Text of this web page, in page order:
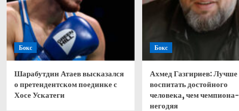
Бокс
Шарабутдин Атаев высказался
о претендентском поединке с
Хосе Ускатеги
Бокс
Ахмед Газгириев: Лучше
воспитать достойного
человека, чем чемпиона-
негодяя